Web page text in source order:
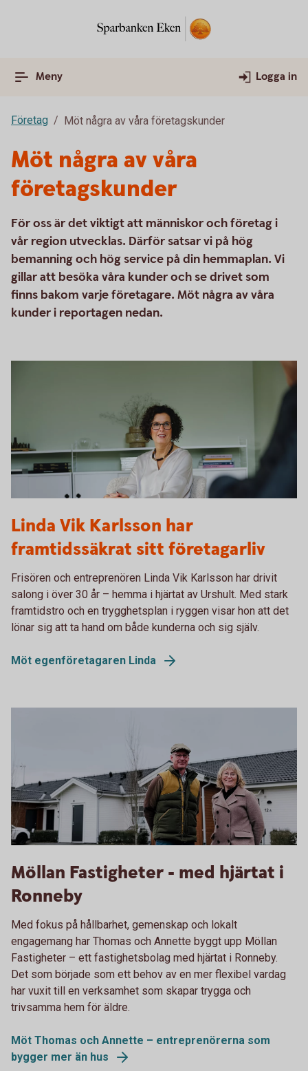
Meny Logga in
Företag Möt några av våra företagskunder
Möt några av våra
företagskunder
För oss är det viktigt att människor och företag i
vår region utvecklas. Därför satsar vi på hög
bemanning och hög service på din hemmaplan. Vi
gillar att besöka våra kunder och se drivet som
finns bakom varje företagare. Möt några av våra
kunder i reportagen nedan.
Linda Vik Karlsson har
framtidssäkrat sitt företagarliv
Frisören och entreprenören Linda Vik Karlsson har drivit
salong i över 30 år – hemma i hjärtat av Urshult. Med stark
framtidstro och en trygghetsplan i ryggen visar hon att det
lönar sig att ta hand om både kunderna och sig själv.
Möt egenföretagaren Linda
Möllan Fastigheter - med hjärtat i
Ronneby
Med fokus på hållbarhet, gemenskap och lokalt
engagemang har Thomas och Annette byggt upp Möllan
Fastigheter – ett fastighetsbolag med hjärtat i Ronneby.
Det som började som ett behov av en mer flexibel vardag
har vuxit till en verksamhet som skapar trygga och
trivsamma hem för äldre.
Möt Thomas och Annette – entreprenörerna som
bygger mer än hus